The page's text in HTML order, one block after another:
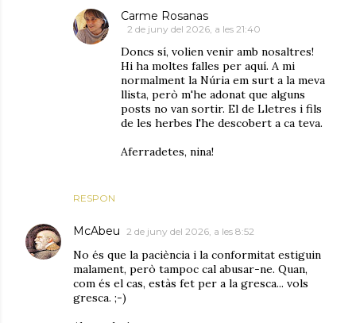
RESPON
Carme Rosanas
2 de juny del 2026, a les 21:40
Doncs sí, volien venir amb nosaltres!
Hi ha moltes falles per aquí. A mi
normalment la Núria em surt a la meva
llista, però m'he adonat que alguns
posts no van sortir. El de Lletres i fils
de les herbes l'he descobert a ca teva.
Aferradetes, nina!
McAbeu 2 de juny del 2026, a les 8:52
No és que la paciència i la conformitat estiguin
malament, però tampoc cal abusar-ne. Quan,
com és el cas, estàs fet per a la gresca... vols
gresca. ;-)